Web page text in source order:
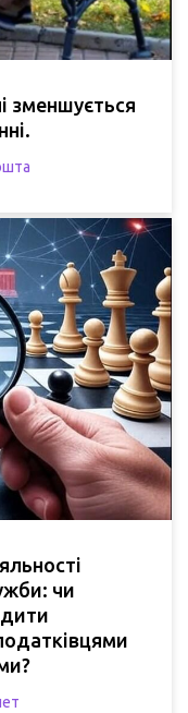
зменшується
чи